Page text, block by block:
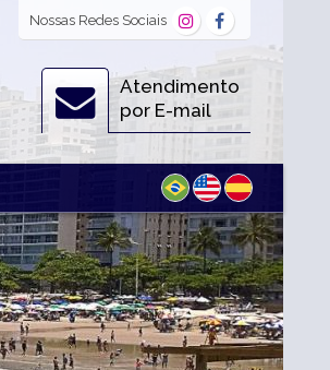
Atendimento
por E-mail
Nossas Redes Sociais